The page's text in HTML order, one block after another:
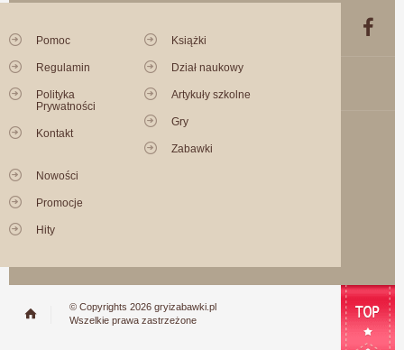
Pomoc
Regulamin
Polityka
Prywatności
Kontakt
Książki
Dział naukowy
Artykuły szkolne
Gry
Zabawki
Nowości
Promocje
Hity
© Copyrights 2026 gryizabawki.pl
Wszelkie prawa zastrzeżone